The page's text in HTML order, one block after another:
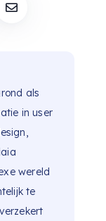

als
in user
wereld
te